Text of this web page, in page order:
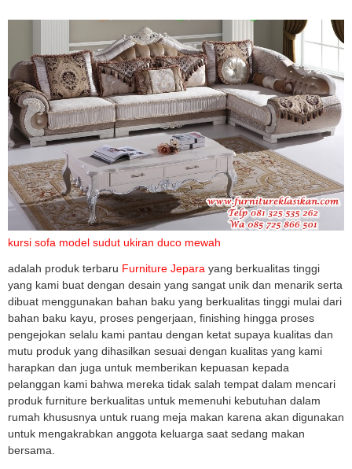
kursi sofa model sudut ukiran duco mewah
adalah produk terbaru Furniture Jepara yang berkualitas tinggi
yang kami buat dengan desain yang sangat unik dan menarik serta
dibuat menggunakan bahan baku yang berkualitas tinggi mulai dari
bahan baku kayu, proses pengerjaan, finishing hingga proses
pengejokan selalu kami pantau dengan ketat supaya kualitas dan
mutu produk yang dihasilkan sesuai dengan kualitas yang kami
harapkan dan juga untuk memberikan kepuasan kepada
pelanggan kami bahwa mereka tidak salah tempat dalam mencari
produk furniture berkualitas untuk memenuhi kebutuhan dalam
rumah khususnya untuk ruang meja makan karena akan digunakan
untuk mengakrabkan anggota keluarga saat sedang makan
bersama.